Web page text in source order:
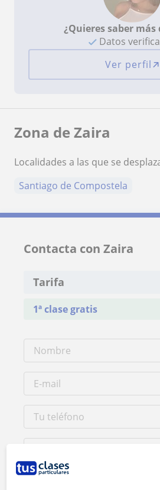
¿Quieres saber más
Datos
Ver perfil
Zona de Zaira
Localidades a las que se
Santiago de Compostela
Contacta con Zaira
Tarifa
1ª clase gratis